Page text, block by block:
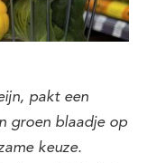
pakt een
groen blaadje op
keuze.